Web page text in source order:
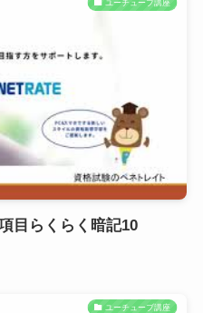
ユーチューブ講座
目らくらく暗記10
ユーチューブ講座